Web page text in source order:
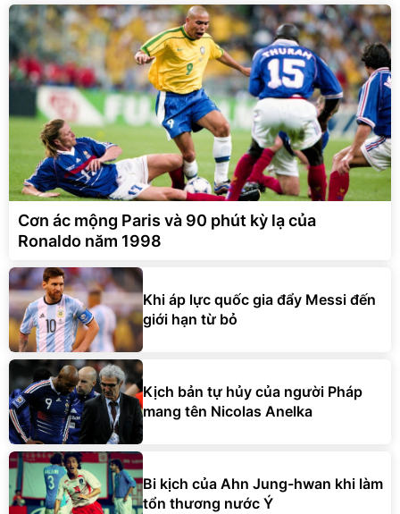
Cơn ác mộng Paris và 90 phút kỳ lạ của
Ronaldo năm 1998
Khi áp lực quốc gia đẩy Messi đến
giới hạn từ bỏ
Kịch bản tự hủy của người Pháp
mang tên Nicolas Anelka
Bi kịch của Ahn Jung-hwan khi làm
tổn thương nước Ý